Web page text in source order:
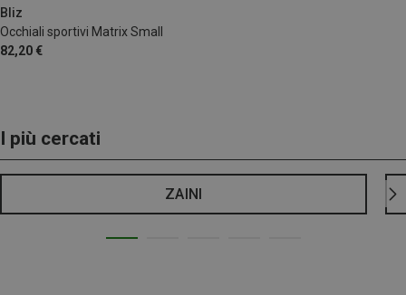
Bliz
Occhiali sportivi Matrix Small
82,20 €
I più cercati
ZAINI